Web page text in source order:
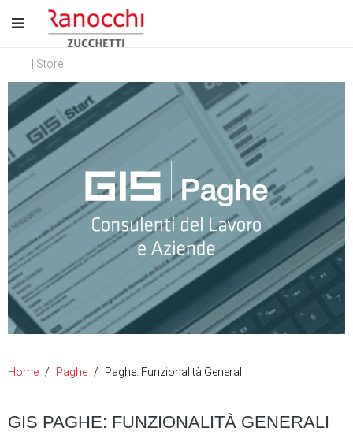
| Store
Home Paghe Paghe: Funzionalità Generali
GIS PAGHE: FUNZIONALITÀ GENERALI